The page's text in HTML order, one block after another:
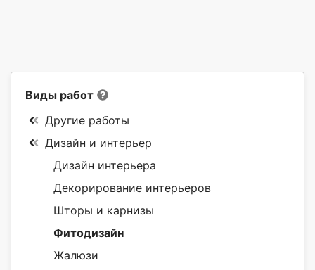
Виды работ
Другие работы
Дизайн и интерьер
Дизайн интерьера
Декорирование интерьеров
Шторы и карнизы
Фитодизайн
Жалюзи